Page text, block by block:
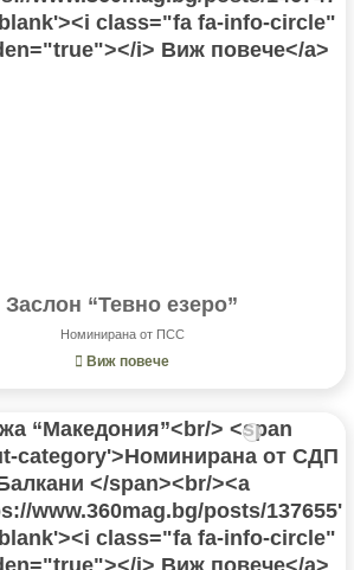
Заслон “Тевно езеро”
Номинирана от ПСС
Виж повече